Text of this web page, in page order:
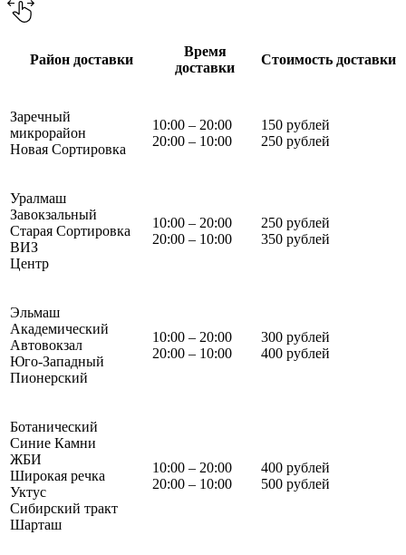
Район доставки
Время
доставки
Стоимость доставки
Заречный
микрорайон
Новая Сортировка
10:00 – 20:00
20:00 – 10:00
150 рублей
250 рублей
Уралмаш
Завокзальный
Старая Сортировка
ВИЗ
Центр
10:00 – 20:00
20:00 – 10:00
250 рублей
350 рублей
Эльмаш
Академический
Автовокзал
Юго-Западный
Пионерский
10:00 – 20:00
20:00 – 10:00
300 рублей
400 рублей
Ботанический
Синие Камни
ЖБИ
Широкая речка
Уктус
Сибирский тракт
Шарташ
10:00 – 20:00
20:00 – 10:00
400 рублей
500 рублей